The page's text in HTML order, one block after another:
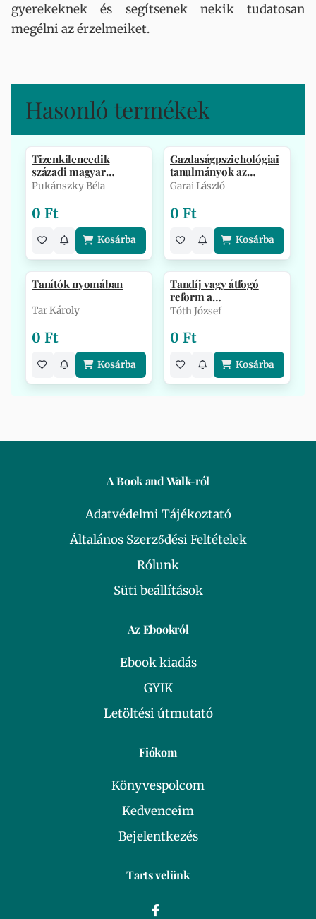
gyerekeknek és segítsenek nekik tudatosan
megélni az érzelmeiket.
Hasonló termékek
Tizenkilencedik
századi magyar
neveléstani kézikö…
Pukánszky Béla
0 Ft
Kosárba
Gazdaságpszichológiai
tanulmányok az
egyetemről
Garai László
0 Ft
Kosárba
Tanítók nyomában
Tar Károly
0 Ft
Kosárba
Tandíj vagy átfogó
reform a
felsőoktatásban
Tóth József
0 Ft
Kosárba
A Book and Walk-ról
Adatvédelmi Tájékoztató
Általános Szerződési Feltételek
Rólunk
Süti beállítások
Az Ebookról
Ebook kiadás
GYIK
Letöltési útmutató
Fiókom
Könyvespolcom
Kedvenceim
Bejelentkezés
Tarts velünk